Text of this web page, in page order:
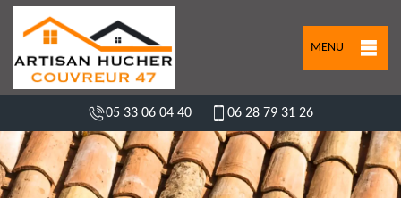
MENU
05 33 06 04 40 06 28 79 31 26